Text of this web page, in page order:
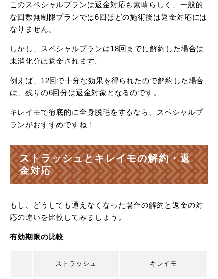
このスペシャルプランは返金対応も素晴らしく、一般的
な回数無制限プランでは6回ほどの施術後は返金対応には
なりません。
しかし、スペシャルプランは18回までに解約した場合は
未消化分は返金されます。
例えば、12回で十分な効果を得られたので解約した場合
は、残りの6回分は返金対象となるのです。
キレイモで徹底的に全身脱毛をするなら、スペシャルプ
ランがおすすめですね！
ストラッシュとキレイモの解約・返
金対応
もし、どうしても通えなくなった場合の解約と返金の対
応の違いを比較してみましょう。
有効期限の比較
ストラッシュ キレイモ